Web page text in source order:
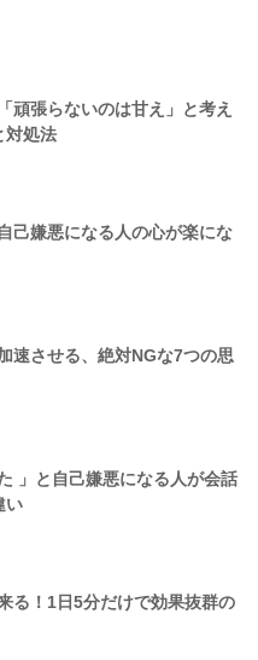
頑張らないのは甘え」と考え
対処法
己嫌悪になる人の心が楽にな
速させる、絶対NGな7つの思
」と自己嫌悪になる人が会話
い
る！1日5分だけで効果抜群の